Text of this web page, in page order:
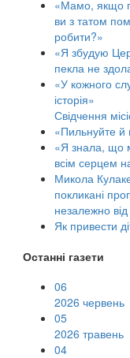
«Мамо, якщо
ви з татом
робити?»
«Я збудую
пекла не
«У кожного
історія»
Свідчення
«Пильнуйте й
«Я знала, що
всім серцем
Микола
покликані
незалежно
Як привести
Останні газети
06
2026 червень
05
2026 травень
04